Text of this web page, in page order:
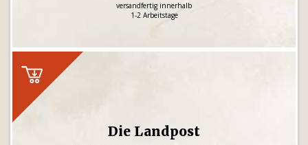
versandfertig innerhalb
1-2 Arbeitstage
Die Landpost